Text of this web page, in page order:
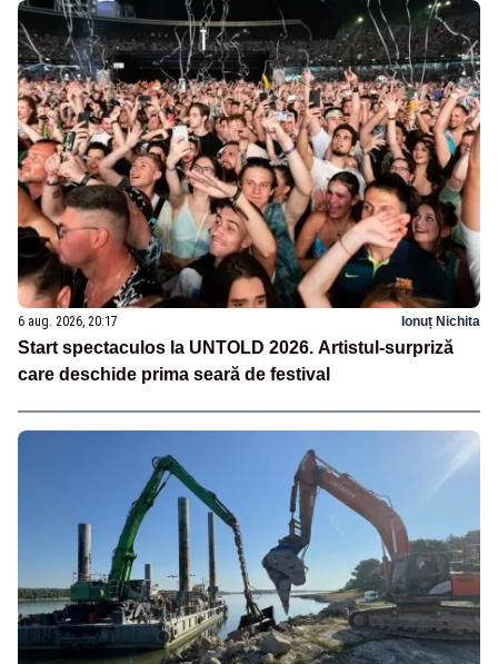
6 aug. 2026, 20:17 Ionuț Nichita
Start spectaculos la UNTOLD 2026. Artistul-surpriză
care deschide prima seară de festival